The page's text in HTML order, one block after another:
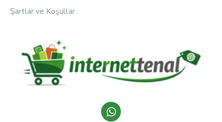
Şartlar ve Koşullar